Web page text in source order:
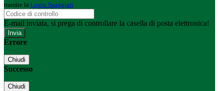
tramite la Login Spaggiari
E-mail inviata, si prega di controllare la casella di posta elettronica!
Errore
Chiudi
Successo
Chiudi